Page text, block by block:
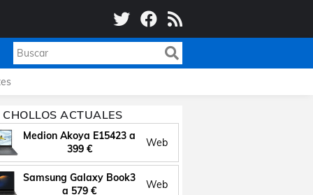
CHOLLOS ACTUALES
Medion Akoya E15423 a
399 €
Web
Samsung Galaxy Book3
a 579 €
Web